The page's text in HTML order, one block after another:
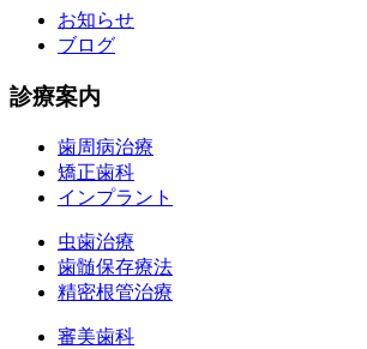
お知らせ
ブログ
診療案内
歯周病治療
矯正歯科
インプラント
虫歯治療
歯髄保存療法
精密根管治療
審美歯科